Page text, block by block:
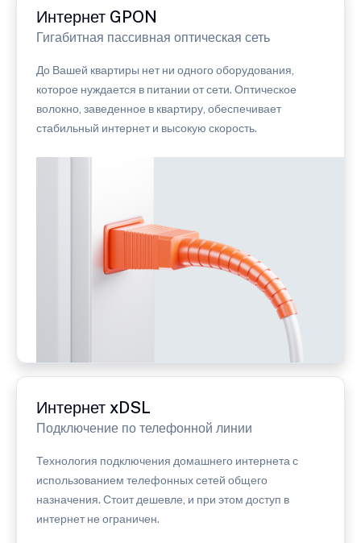
Интернет GPON
Гигабитная пассивная оптическая сеть
До Вашей квартиры нет ни одного оборудования,
которое нуждается в питании от сети. Оптическое
волокно, заведенное в квартиру, обеспечивает
стабильный интернет и высокую скорость.
Интернет xDSL
Подключение по телефонной линии
Технология подключения домашнего интернета с
использованием телефонных сетей общего
назначения. Стоит дешевле, и при этом доступ в
интернет не ограничен.